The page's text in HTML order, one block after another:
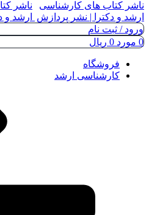
ورود / ثبت نام
0 مورد 0 ریال
فروشگاه
کارشناسی ارشد